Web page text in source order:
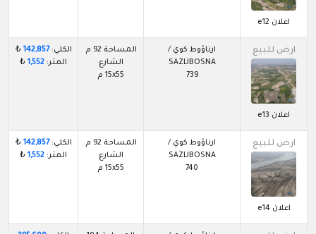
اعلان e12
ارض للبيع
اعلان e13
ارناؤوط كوي /
SAZLIBOSNA
739
المساحة 92 م
الشارع
15x55 م
الكلي:142,857
₺
المتر: 1,552
₺
ارض للبيع
اعلان e14
ارناؤوط كوي /
SAZLIBOSNA
740
المساحة 92 م
الشارع
15x55 م
الكلي:142,857
₺
المتر: 1,552
₺